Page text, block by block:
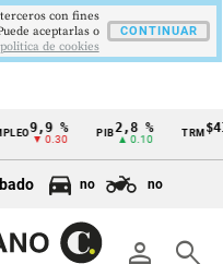
9,9 %
▼ 0.30
PIB2,8 %
▲ 0.10
TRM
no no
person search
con fines
aceptarlas o
politica de cookies
CONTINUAR